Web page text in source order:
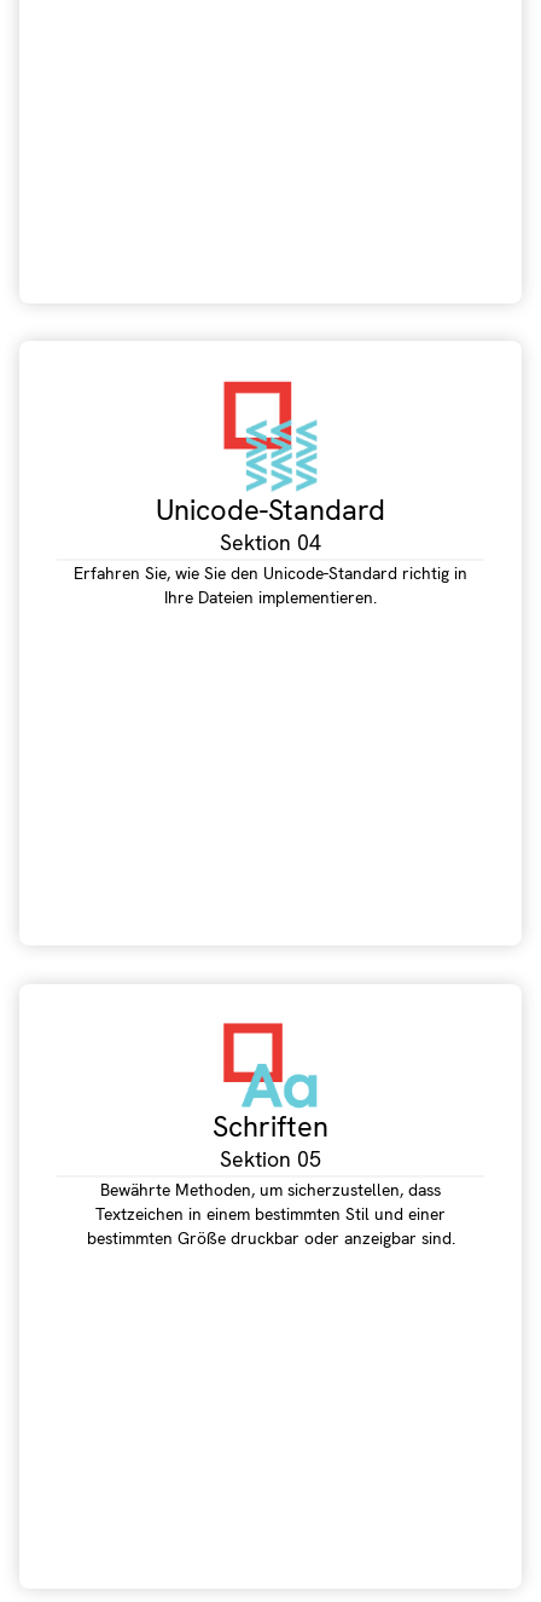
Unicode-Standard
Sektion 04
Erfahren Sie, wie Sie den Unicode-Standard richtig in
Ihre Dateien implementieren.
Schriften
Sektion 05
Bewährte Methoden, um sicherzustellen, dass
Textzeichen in einem bestimmten Stil und einer
bestimmten Größe druckbar oder anzeigbar sind.